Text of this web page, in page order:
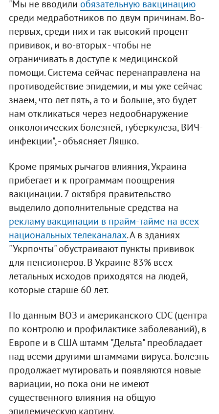
"Мы не вводили обязательную вакцинацию
среди медработников по двум причинам. Во-
первых, среди них и так высокий процент
прививок, и во-вторых - чтобы не
ограничивать в доступе к медицинской
помощи. Система сейчас перенаправлена на
противодействие эпидемии, и мы уже сейчас
знаем, что лет пять, а то и больше, это будет
нам откликаться через недообнаружение
онкологических болезней, туберкулеза, ВИЧ-
инфекции", - объясняет Ляшко.
Кроме прямых рычагов влияния, Украина
прибегает и к программам поощрения
вакцинации. 7 октября правительство
выделило дополнительные средства на
рекламу вакцинации в прайм-тайме на всех
национальных телеканалах. А в зданиях
"Укрпочты" обустраивают пункты прививок
для пенсионеров. В Украине 83% всех
летальных исходов приходятся на людей,
которые старше 60 лет.
По данным ВОЗ и американского CDC (центра
по контролю и профилактике заболеваний), в
Европе и в США штамм "Дельта" преобладает
над всеми другими штаммами вируса. Болезнь
продолжает мутировать и появляются новые
вариации, но пока они не имеют
существенного влияния на общую
эпидемическую картину.